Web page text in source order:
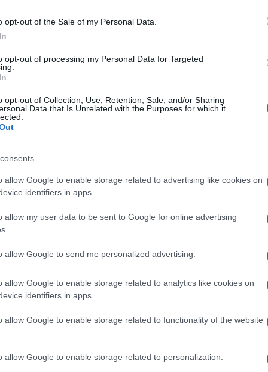
opt-out of the Sale of my Personal Data.
opt-out of processing my Personal Data for Targeted
opt-out of Collection, Use, Retention, Sale, and/or Sharing
Data that Is Unrelated with the Purposes for which it
allow Google to enable storage related to advertising like cookies on
identifiers in apps.
allow my user data to be sent to Google for online advertising
allow Google to send me personalized advertising.
allow Google to enable storage related to analytics like cookies on
identifiers in apps.
allow Google to enable storage related to functionality of the website
allow Google to enable storage related to personalization.
future
dove la valuta giapponese ha mostrato un
toccato la soglia di 152 yen
intorno a
ma resta da vedere come i dati sull’inflazione
è rivolta anche ad altre notizie economiche,
che ha registrato risultati inferiori alle aspettative
della stagione festiva.